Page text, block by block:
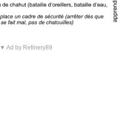
▼ Ad by Refinery89